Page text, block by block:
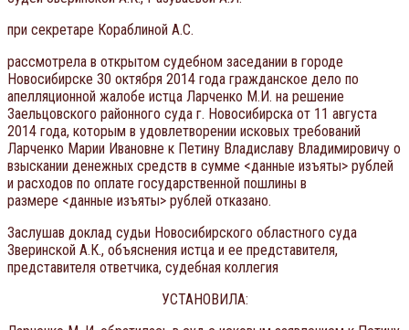
при секретаре Кораблиной А.С.
рассмотрела в открытом судебном заседании в городе
Новосибирске 30 октября 2014 года гражданское дело по
апелляционной жалобе истца Ларченко М.И. на решение
Заельцовского районного суда г. Новосибирска от 11 августа
2014 года, которым в удовлетворении исковых требований
Ларченко Марии Ивановне к Петину Владиславу Владимировичу о
взыскании денежных средств в сумме <данные изъяты> рублей
и расходов по оплате государственной пошлины в
размере <данные изъяты> рублей отказано.
Заслушав доклад судьи Новосибирского областного суда
Зверинской А.К., объяснения истца и ее представителя,
представителя ответчика, судебная коллегия
УСТАНОВИЛА: